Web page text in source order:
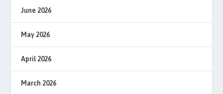
June 2026
May 2026
April 2026
March 2026